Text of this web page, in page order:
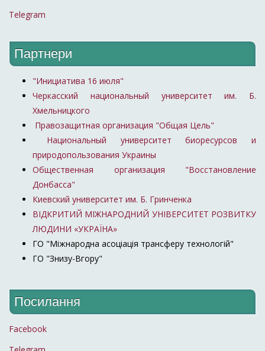
Telegram
Партнери
"Инициатива 16 июля"
Черкасский национальный университет им. Б.
Хмельницкого
Правозащитная организация "Общая Цель"
Национальный университет биоресурсов и
природопользования Украины
Общественная организация "Восстановление
Донбасса"
Киевский университет им. Б. Гринченка
ВІДКРИТИЙ МІЖНАРОДНИЙ УНІВЕРСИТЕТ РОЗВИТКУ
ЛЮДИНИ «УКРАЇНА»
ГО "Міжнародна асоціація трансферу технологій"
ГО "Знизу-Вгору"
Посилання
Facebook